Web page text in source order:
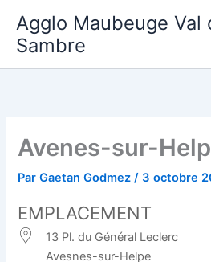
contenu
Agglo Maubeuge Val
Sambre
Avenes-sur-
ParGaetan Godmez/ 3 octobre
EMPLACEMENT
13 Pl. du Général Leclerc
Avesnes-sur-Helpe